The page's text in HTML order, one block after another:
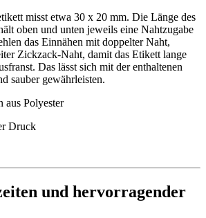
misst etwa 30 x 20 mm. Die Länge des
oben und unten jeweils eine Nahtzugabe
das Einnähen mit doppelter Naht,
Zickzack-Naht, damit das Etikett lange
Das lässt sich mit der enthaltenen
sauber gewährleisten.
aus Polyester
Druck
und hervorragender